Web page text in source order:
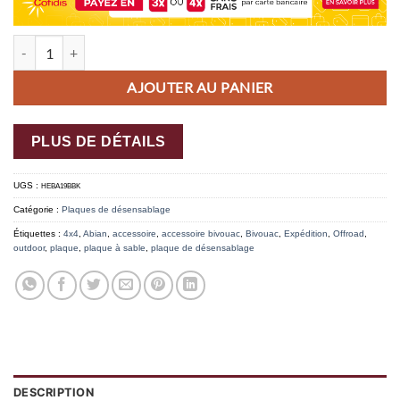
AJOUTER AU PANIER
PLUS DE DÉTAILS
UGS : HEBA19BBK
Catégorie : Plaques de désensablage
Étiquettes : 4x4 Abian accessoire accessoire bivouac Bivouac Expédition Offroad
outdoor, plaque plaque à sable plaque de désensablage
DESCRIPTION